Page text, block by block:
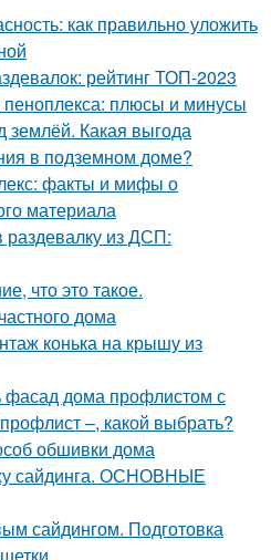
как правильно уложить
рейтинг ТОП-2023
плюсы и минусы
землёй. Какая выгода
в подземном доме?
факты и мифы о
материала
раздевалку из ДСП:
что это такое.
дома
конька на крышу из
фасад дома профлистом с
–, какой выбрать?
обшивки дома
сайдинга. ОСНОВНЫЕ
сайдингом. Подготовка